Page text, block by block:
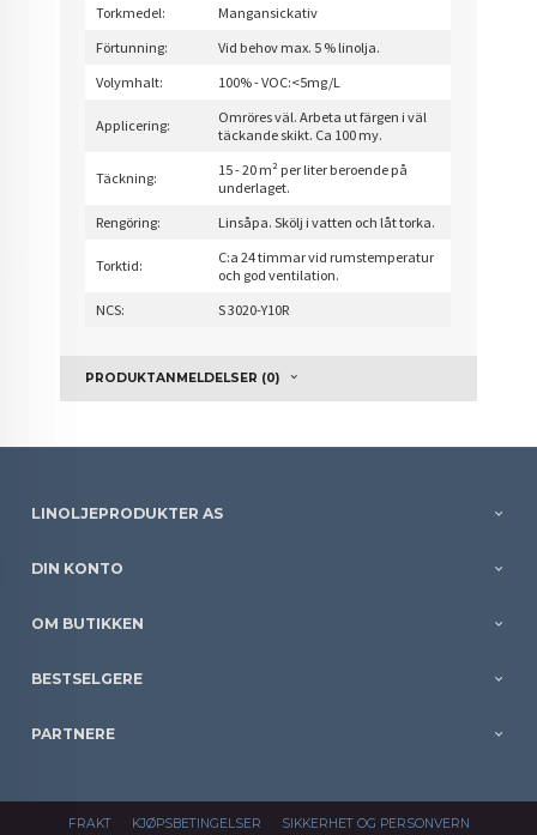
Torkmedel:
Mangansickativ
Förtunning:
Vid behov max. 5 % linolja.
Volymhalt:
100% - VOC:<5mg/L
Applicering:
Omröres väl. Arbeta ut färgen i väl
täckande skikt. Ca 100 my.
Täckning:
15 - 20 m² per liter beroende på
underlaget.
Rengöring:
Linsåpa. Skölj i vatten och låt torka.
Torktid:
C:a 24 timmar vid rumstemperatur
och god ventilation.
NCS:
S 3020-Y10R
PRODUKTANMELDELSER (0)
LINOLJEPRODUKTER AS
DIN KONTO
OM BUTIKKEN
BESTSELGERE
PARTNERE
FRAKT KJØPSBETINGELSER SIKKERHET OG PERSONVERN